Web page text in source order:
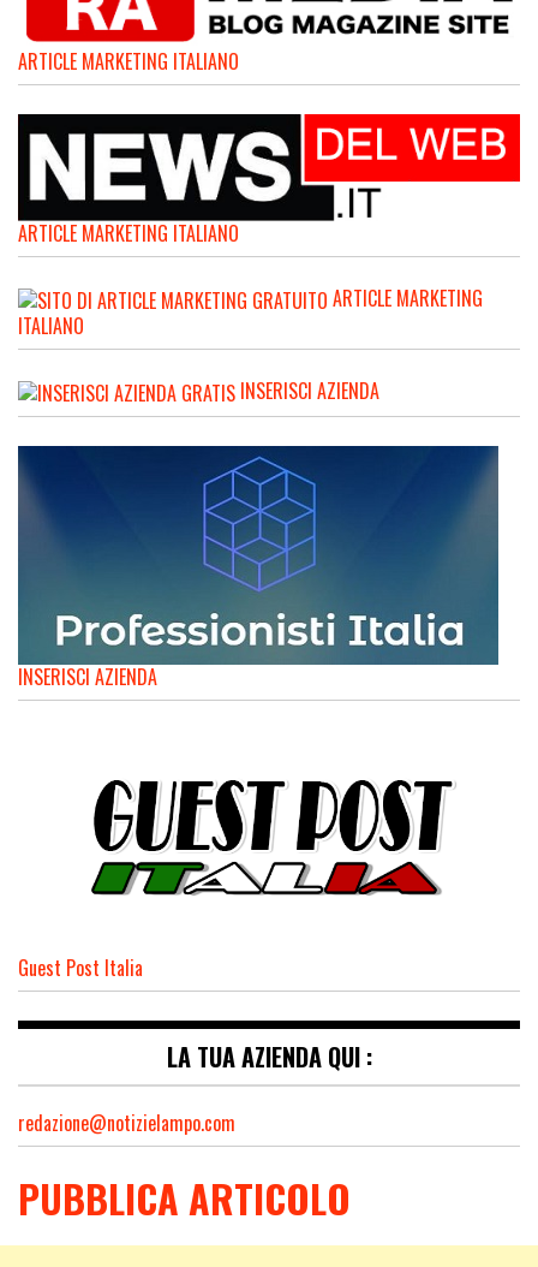
ARTICLE MARKETING ITALIANO
ARTICLE MARKETING ITALIANO
ARTICLE MARKETING
ITALIANO
INSERISCI AZIENDA
INSERISCI AZIENDA
Guest Post Italia
LA TUA AZIENDA QUI :
redazione@notizielampo.com
PUBBLICA ARTICOLO